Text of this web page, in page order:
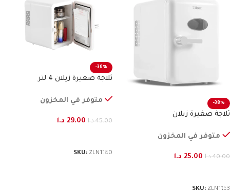
-38%
ثلاجة صغيرة زيلان
متوفر في المخزون
40.00 د.ا 25.00 د.ا
SKU: ZLN1153
-36%
ثلاجة صغيرة زيلان 4 لتر
متوفر في المخزون
45.00 د.ا 29.00 د.ا
SKU: ZLN1160